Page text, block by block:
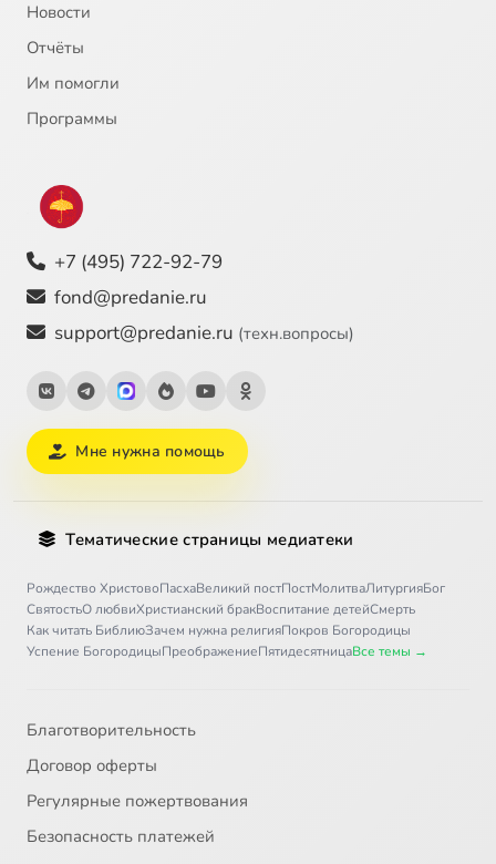
Новости
Отчёты
Им помогли
Программы
+7 (495) 722-92-79
fond@predanie.ru
support@predanie.ru (техн.вопросы)
Мне нужна помощь
Тематические страницы медиатеки
Рождество ХристовоПасхаВеликий постПостМолитваЛитургияБог
СвятостьО любвиХристианский бракВоспитание детейСмерть
Как читать БиблиюЗачем нужна религияПокров Богородицы
Успение БогородицыПреображениеПятидесятницаВсе темы →
Благотворительность
Договор оферты
Регулярные пожертвования
Безопасность платежей